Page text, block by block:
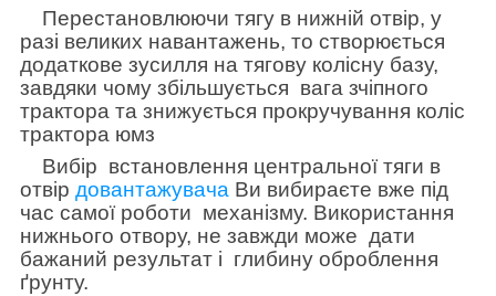
Перестановлюючи тягу в нижній отвір, у
разі великих навантажень, то створюється
додаткове зусилля на тягову колісну базу,
завдяки чому збільшується вага зчіпного
трактора та знижується прокручування коліс
трактора юмз
Вибір встановлення центральної тяги в
отвір довантажувача Ви вибираєте вже під
час самої роботи механізму. Використання
нижнього отвору, не завжди може дати
бажаний результат і глибину оброблення
ґрунту.